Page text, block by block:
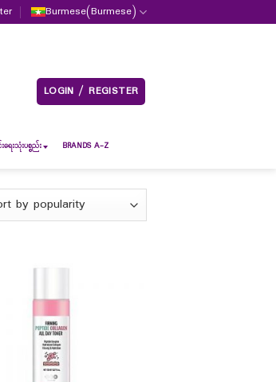
Burmese(Burmese)
LOGIN / REGISTER
ရေးသုံးပစ္စည်း BRANDS A-Z